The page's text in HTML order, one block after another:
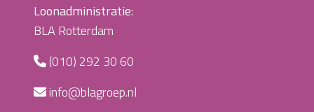
Loonadministratie:
BLA Rotterdam
(010) 292 30 60
info@blagroep.nl